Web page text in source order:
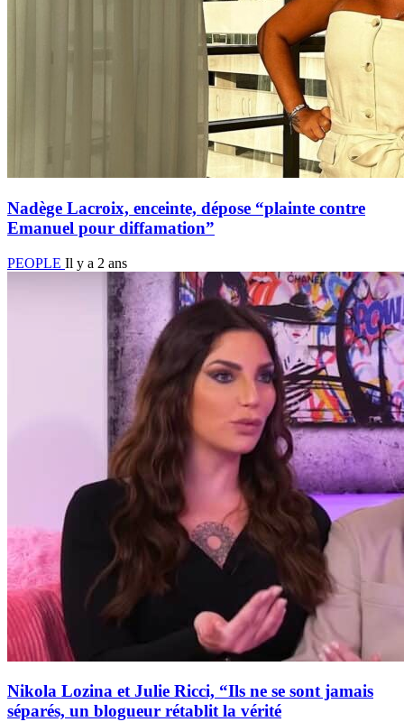
Nadège Lacroix, enceinte, dépose “plainte contre
Emanuel pour diffamation”
PEOPLE Il y a 2 ans
Nikola Lozina et Julie Ricci, “Ils ne se sont jamais
séparés, un blogueur rétablit la vérité